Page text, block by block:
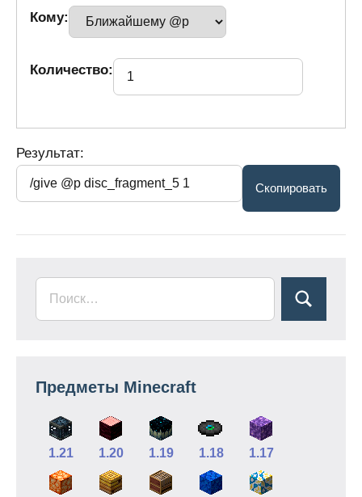
Кому:
Количество:
Результат:
Предметы Minecraft
1.21 1.20 1.19 1.18 1.17